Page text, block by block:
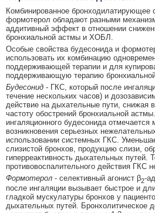
Комбинированное бронходилатирующее
формотерол обладают разными
аддитивный эффект в отношении
бронхиальной астмы и ХОБЛ.
Особые свойства будесонида и
использовать их комбинацию
поддерживающей терапии и для
поддерживающую терапию
Будесонид - ГКС, который после
течение нескольких часов) и
действие на дыхательные пути, снижая
частоту обострений бронхиальной
ингаляционного будесонида отмечается
возникновения серьезных
использовании системных ГКС.
слизистой бронхов, продукцию слизи,
гиперреактивность дыхательных путей.
противовоспалительного действия ГКС
Формотерол - селективный агонист β2-
после ингаляции вызывает быстрое и
гладкой мускулатуры бронхов у
дыхательных путей. Бронхолитическое